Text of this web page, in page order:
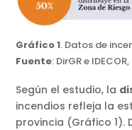
Gráfico 1. Datos de
Fuente: DirGR e
Según el estudio, la
incendios refleja la
provincia (Gráfico 1).